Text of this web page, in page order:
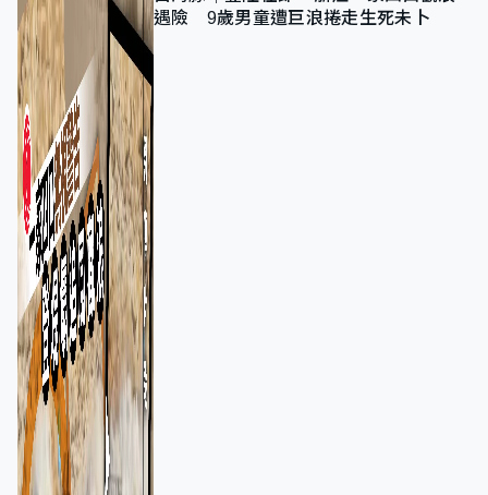
遇險 9歲男童遭巨浪捲走生死未卜